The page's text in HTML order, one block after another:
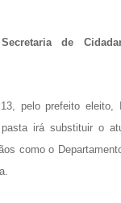
de
pelo prefeito eleito,
irá substituir o
como o